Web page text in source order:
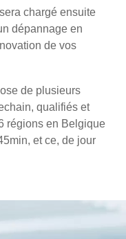
chargé ensuite
dépannage en
de vos
de plusieurs
qualifiés et
régions en Belgique
et ce, de jour